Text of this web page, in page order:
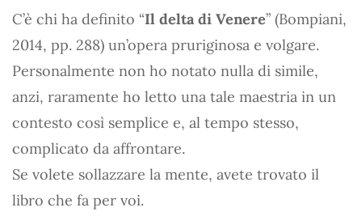
C’è chi ha definito “Il delta di Venere” (Bompiani,
2014, pp. 288) un’opera pruriginosa e volgare.
Personalmente non ho notato nulla di simile,
anzi, raramente ho letto una tale maestria in un
contesto così semplice e, al tempo stesso,
complicato da affrontare.
Se volete sollazzare la mente, avete trovato il
libro che fa per voi.